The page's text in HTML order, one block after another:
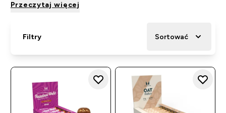
Przeczytaj więcej
Filtry Sortować